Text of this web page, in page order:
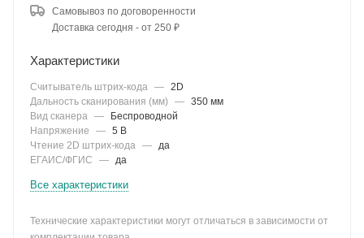
Самовывоз по договоренности
Доставка сегодня - от 250 ₽
Характеристики
Считыватель штрих-кода — 2D
Дальность сканирования (мм)
— 350 мм
Вид сканера —
Беспроводной
Напряжение
— 5 В
Чтение 2D штрих-кода — да
ЕГАИС/ФГИС
— да
Все характеристики
Технические характеристики могут отличаться в зависимости от